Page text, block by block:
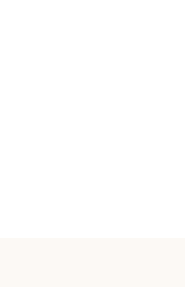
guider pas à
parquet.